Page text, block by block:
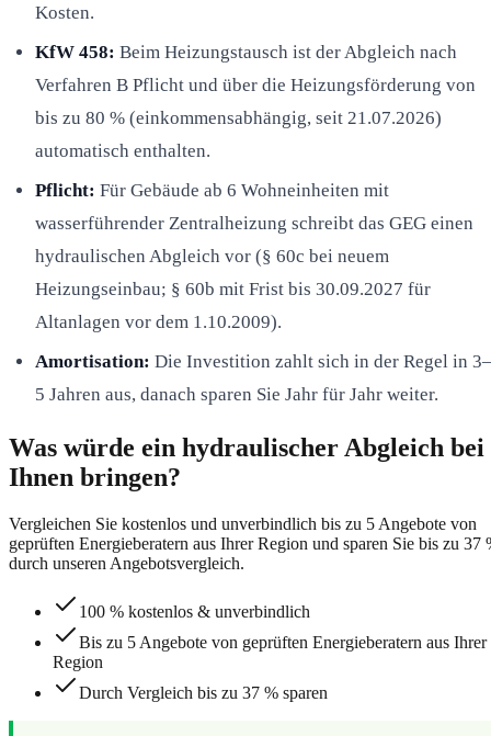
Kosten.
KfW 458: Beim Heizungstausch ist der Abgleich nach
Verfahren B Pflicht und über die Heizungsförderung von
bis zu 80 % (einkommensabhängig, seit 21.07.2026)
automatisch enthalten.
Pflicht: Für Gebäude ab 6 Wohneinheiten mit
wasserführender Zentralheizung schreibt das GEG einen
hydraulischen Abgleich vor (§ 60c bei neuem
Heizungseinbau; § 60b mit Frist bis 30.09.2027 für
Altanlagen vor dem 1.10.2009).
Amortisation: Die Investition zahlt sich in der Regel in 3–
5 Jahren aus, danach sparen Sie Jahr für Jahr weiter.
Was würde ein hydraulischer Abgleich bei
Ihnen bringen?
Vergleichen Sie kostenlos und unverbindlich bis zu 5 Angebote von
geprüften Energieberatern aus Ihrer Region und sparen Sie bis zu 37
durch unseren Angebotsvergleich.
100 % kostenlos & unverbindlich
Bis zu 5 Angebote von geprüften Energieberatern aus Ihrer
Region
Durch Vergleich bis zu 37 % sparen